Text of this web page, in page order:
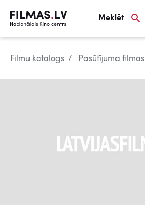
Meklēt
Filmu katalogs Pasūtījuma filmas